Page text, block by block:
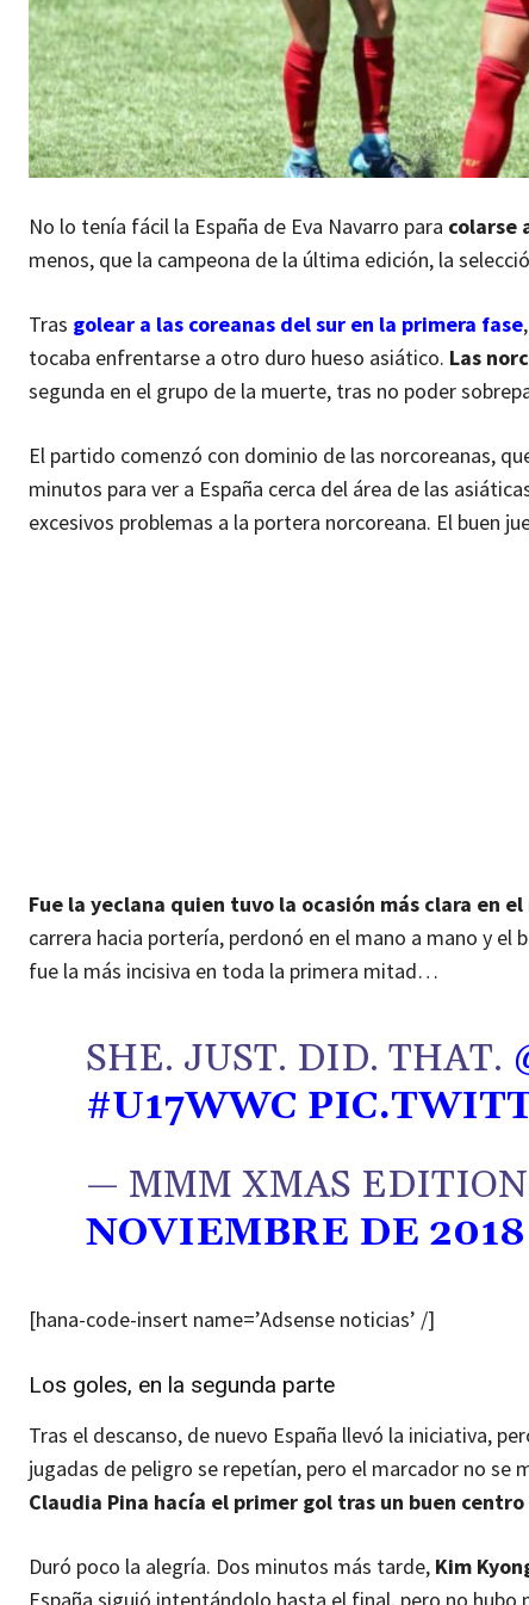
No lo tenía fácil la España de Eva Navarro para colarse
menos, que la campeona de la última edición, la
Tras golear a las coreanas del sur en la primera fase
tocaba enfrentarse a otro duro hueso asiático. Las
segunda en el grupo de la muerte, tras no poder
El partido comenzó con dominio de las norcoreanas,
minutos para ver a España cerca del área de las
excesivos problemas a la portera norcoreana. El buen
Fue la yeclana quien tuvo la ocasión más clara en
carrera hacia portería, perdonó en el mano a mano y el
fue la más incisiva en toda la primera mitad…
SHE. JUST. DID. THAT.
#U17WWC
— MMM XMAS
NOVIEMBRE DE 2018
[hana-code-insert name=’Adsense noticias’ /]
Los goles, en la segunda parte
Tras el descanso, de nuevo España llevó la iniciativa,
jugadas de peligro se repetían, pero el marcador no se
Claudia Pina hacía el primer gol tras un buen centro
Duró poco la alegría. Dos minutos más tarde, Kim